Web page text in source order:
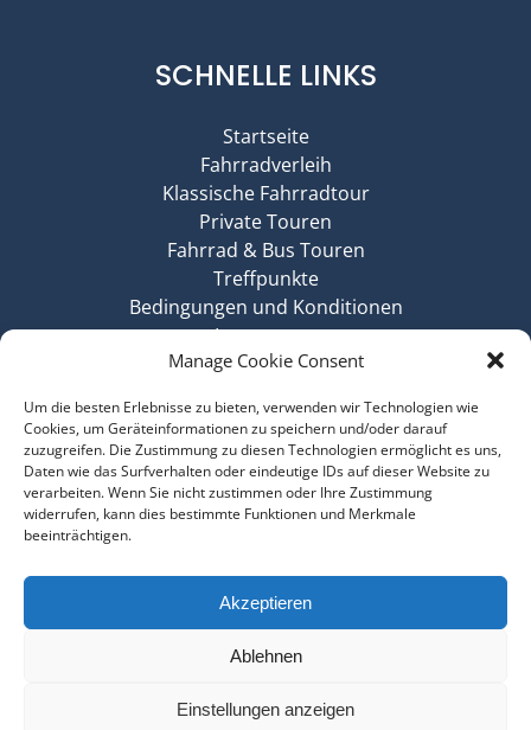
Manage Cookie Consent
Um die besten Erlebnisse zu bieten, verwenden wir Technologien wie
Cookies, um Geräteinformationen zu speichern und/oder darauf
zuzugreifen. Die Zustimmung zu diesen Technologien ermöglicht es uns,
Daten wie das Surfverhalten oder eindeutige IDs auf dieser Website zu
verarbeiten. Wenn Sie nicht zustimmen oder Ihre Zustimmung
widerrufen, kann dies bestimmte Funktionen und Merkmale
beeinträchtigen.
Akzeptieren
Ablehnen
Einstellungen anzeigen
SCHNELLE LINKS
Startseite
Fahrradverleih
Klassische Fahrradtour
Private Touren
Fahrrad & Bus Touren
Treffpunkte
Bedingungen und Konditionen
Impressum
Haftungsausschluss
Datenschutz
Jobangebote
Widerrufsbelehrung
Geschenkkarte
GESCHENKKARTE KAUFEN